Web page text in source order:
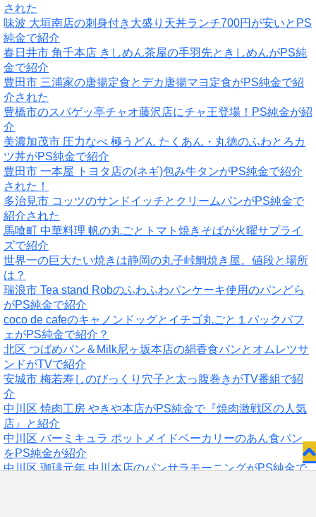
された
味波 大垣南店の刺身付き大盛り天丼ランチ700円が安いとPS
純金で紹介
春日井市 角千本店 きしめん茶屋の手羽先ときしめんがPS純
金で紹介
豊田市 三浦家の唐揚定食とデカ唐揚マヨ定食がPS純金で紹
介された
豊橋市のスパゲッ亭チャオ藤沢店にチャ王登場！PS純金が紹
介
美濃加茂市 圧力なべ 極うどん たくあん・丸徳のふわとろカ
ツ丼がPS純金で紹介
豊田市 一本屋 トヨタ店の(ネギ)包み牛タンがPS純金で紹介
された！
多治見市 コッツのサンドイッチとクリームパンがPS純金で
紹介された
馬喰町 中華料理 帆の丸ごとトマト焼きそばが火曜サプライ
ズで紹介
世界一の巨大たい焼きは静岡の丸子峠鯛焼き屋。値段と場所
は？
瑞浪市 Tea stand Robのふわふわパンケーキ使用のパンどら
がPS純金で紹介
coco de cafeのキャノンドッグとイチゴ丸ごと１パックパフ
ェがPS純金で紹介？
北区 つばめパン＆Milk尼ヶ坂本店の絹香食パンとオムレツサ
ンドがTVで紹介
安城市 梅若寿しのびっくり穴子と太っ腹巻きがTV番組で紹
介
中川区 焼肉工房 やきや本店がPS純金で『焼肉激戦区の人気
店』と紹介
中川区 バーミキュラ ポットメイドベーカリーのあん食パン
をPS純金が紹介
中川区 珈琲元年 中川本店のパンサラモーニングがPS純金で